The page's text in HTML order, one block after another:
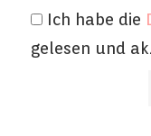
Ich habe die
gelesen und